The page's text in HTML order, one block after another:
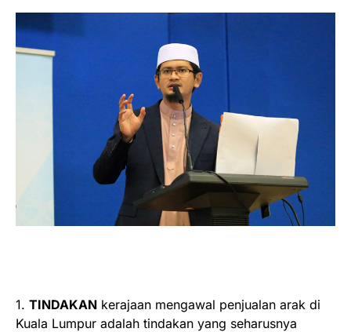
1. TINDAKAN kerajaan mengawal penjualan arak di
Kuala Lumpur adalah tindakan yang seharusnya